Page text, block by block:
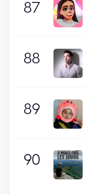
87
88
89
90